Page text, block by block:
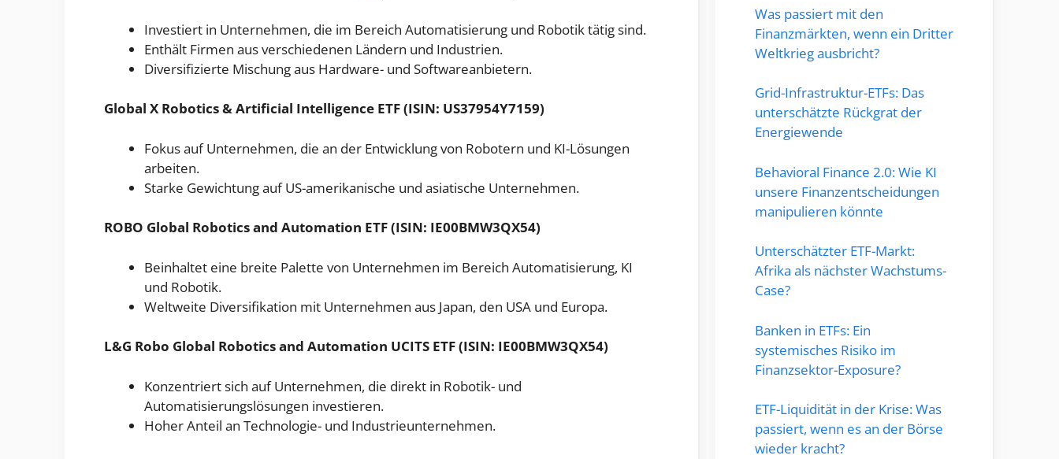
Investiert in Unternehmen, die im Bereich Automatisierung und Robotik tätig sind.
Enthält Firmen aus verschiedenen Ländern und Industrien.
Diversifizierte Mischung aus Hardware- und Softwareanbietern.
Global X Robotics & Artificial Intelligence ETF (ISIN: US37954Y7159)
Fokus auf Unternehmen, die an der Entwicklung von Robotern und KI-Lösungen
arbeiten.
Starke Gewichtung auf US-amerikanische und asiatische Unternehmen.
ROBO Global Robotics and Automation ETF (ISIN: IE00BMW3QX54)
Beinhaltet eine breite Palette von Unternehmen im Bereich Automatisierung, KI
und Robotik.
Weltweite Diversifikation mit Unternehmen aus Japan, den USA und Europa.
L&G Robo Global Robotics and Automation UCITS ETF (ISIN: IE00BMW3QX54)
Konzentriert sich auf Unternehmen, die direkt in Robotik- und
Automatisierungslösungen investieren.
Hoher Anteil an Technologie- und Industrieunternehmen.
Was passiert mit den
Finanzmärkten, wenn ein Dritter
Weltkrieg ausbricht?
Grid-Infrastruktur-ETFs: Das
unterschätzte Rückgrat der
Energiewende
Behavioral Finance 2.0: Wie KI
unsere Finanzentscheidungen
manipulieren könnte
Unterschätzter ETF-Markt:
Afrika als nächster Wachstums-
Case?
Banken in ETFs: Ein
systemisches Risiko im
Finanzsektor-Exposure?
ETF-Liquidität in der Krise: Was
passiert, wenn es an der Börse
wieder kracht?